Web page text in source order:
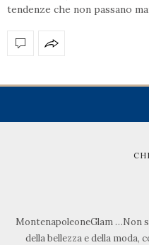
tendenze che non passano
MontenapoleoneGlam …Non
della bellezza e della